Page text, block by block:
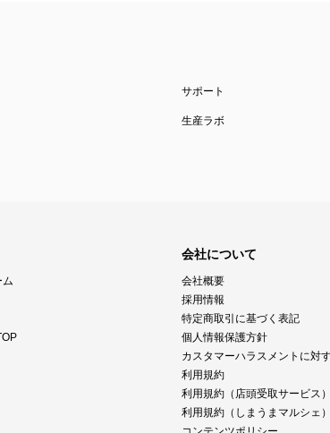
サポート
生産ラボ
ム
会社について
会社概要
採用情報
特定商取引に基づく表記
個人情報保護方針
カスタマーハラスメントに対
利用規約
利用規約（店頭受取サービス）
利用規約（しまうまマルシェ）